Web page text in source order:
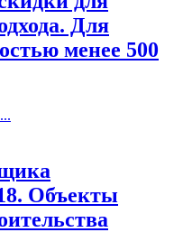
Для
менее 500
Объекты